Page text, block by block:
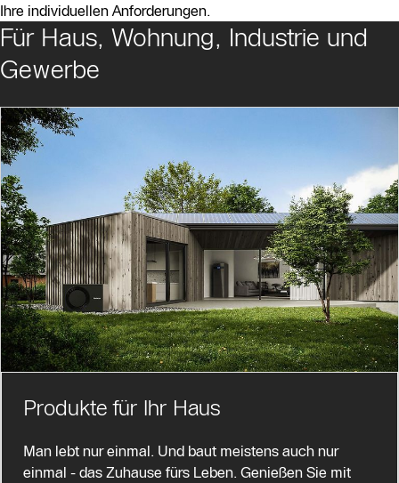
Ihre individuellen Anforderungen.
Slider Bildergalerie
Slider Überspringen
Für Haus, Wohnung, Industrie und
Gewerbe
Produkte für Ihr Haus
Man lebt nur einmal. Und baut meistens auch nur
einmal - das Zuhause fürs Leben. Genießen Sie mit